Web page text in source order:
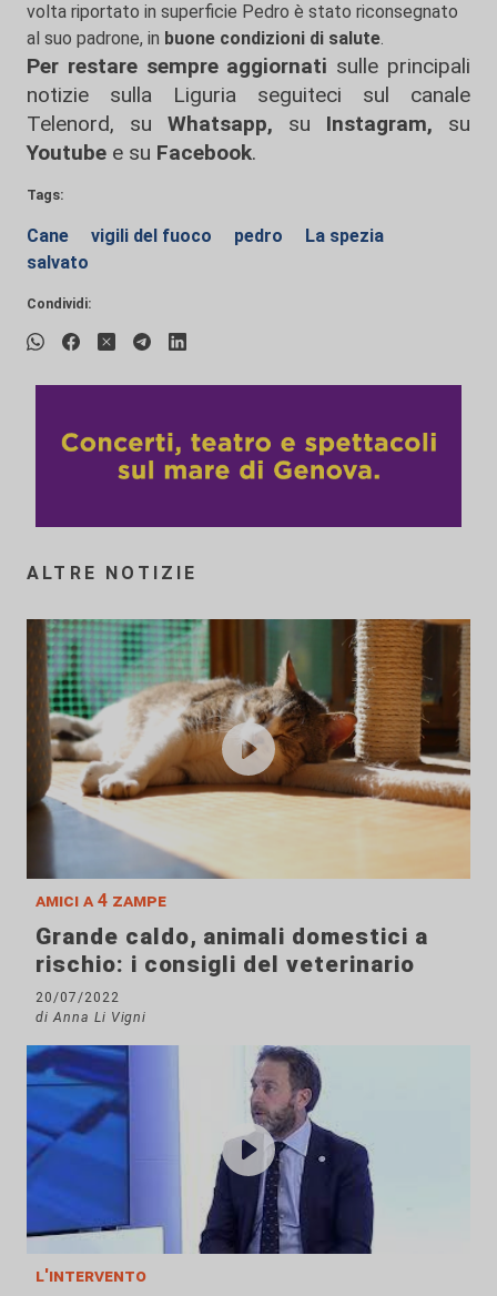
volta riportato in superficie Pedro è stato riconsegnato
al suo padrone, in buone condizioni di salute.
Per restare sempre aggiornati sulle principali
notizie sulla Liguria seguiteci sul canale
Telenord, su
Whatsapp, su Instagram, su
Youtube e su Facebook.
Tags:
Cane vigili del fuoco pedro
La spezia
salvato
Condividi:
ALTRE NOTIZIE
amici a 4 zampe
Grande caldo, animali domestici a
rischio: i consigli del veterinario
20/07/2022
di Anna Li Vigni
l'intervento